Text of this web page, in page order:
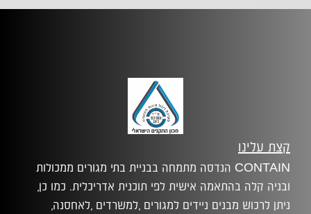
קצת עלינו
CONTAIN הנדסה מתמחה בבניית בתי מגורים ממכולות
ובניה קלה בהתאמה אישית לפי תוכנית אדריכלית. כמו כן,
ניתן לרכוש מבנים ניידים למגורים ,למשרדים ,לאחסנה,